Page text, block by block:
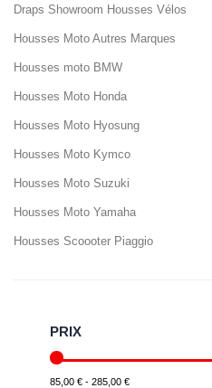
Draps Showroom Housses Vélos
Housses Moto Autres Marques
Housses moto BMW
Housses Moto Honda
Housses Moto Hyosung
Housses Moto Kymco
Housses Moto Suzuki
Housses Moto Yamaha
Housses Scoooter Piaggio
PRIX
85,00 € - 285,00 €